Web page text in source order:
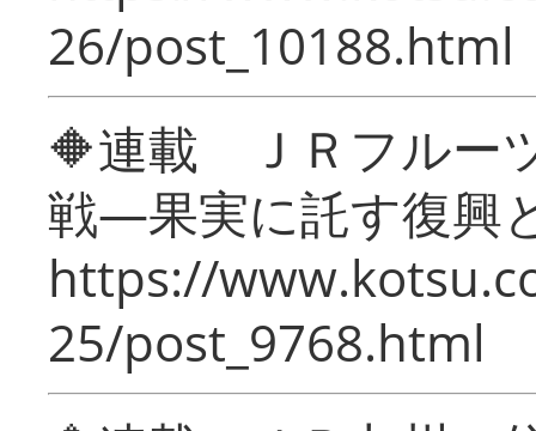
26/post_10188.html
🔶連載 ＪＲフルー
戦―果実に託す復興
https://
25/post_9768.html